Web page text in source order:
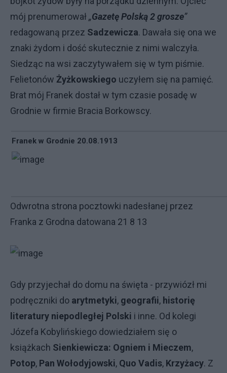
mój prenumerował„Gazetę Polską 2 grosze”
redagowaną przez Sadzewicza. Dawała się ona we
znaki żydom i dość skutecznie z nimi walczyła.
Siedząc na wsi zaczytywałem się w tym piśmie.
Felietonów Żyżkowskiego uczyłem się na pamięć.
Brat mój Franek dostał w tym czasie posadę w
Grodnie w firmie Bracia Borkowscy.
Franek w Grodnie 20.08.1913
Odwrotna strona pocztowki nadesłanej przez
Franka z Grodna datowana 21 8 13
Gdy przyjechał do domu na święta - przywiózł mi
podręczniki do arytmetyki, geografii, historię
literatury niepodległej Polski i inne. Od kolegi
Józefa Kobylińskiego dowiedziałem się o
książkach Sienkiewicza: Ogniem i Mieczem,
Potop, Pan Wołodyjowski, Quo Vadis, Krzyżacy. Z